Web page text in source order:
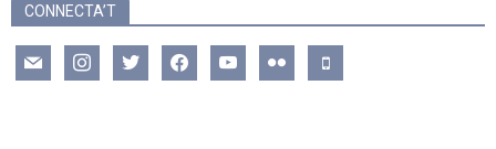
CONNECTA’T
mail instagramtwitter facebookyoutube flickr mobile